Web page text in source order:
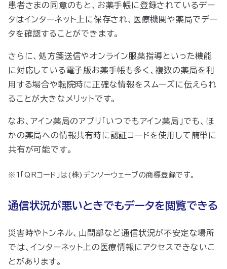
患者さまの同意のもと、お薬手帳に登録されているデー
タはインターネット上に保存され、医療機関や薬局でデー
タを確認することができます。
さらに、処方箋送信やオンライン服薬指導といった機能
に対応している電子版お薬手帳も多く、複数の薬局を利
用する場合や転院時に正確な情報をスムーズに伝えられ
ることが大きなメリットです。
なお、アイン薬局のアプリ「いつでもアイン薬局」でも、ほ
かの薬局への情報共有時に認証コードを使用して簡単に
共有が可能です。
※1「QRコード」は(株)デンソーウェーブの商標登録です。
通信状況が悪いときでもデータを閲覧できる
災害時やトンネル、山間部など通信状況が不安定な場所
では、インターネット上の医療情報にアクセスできないこ
とがあります。